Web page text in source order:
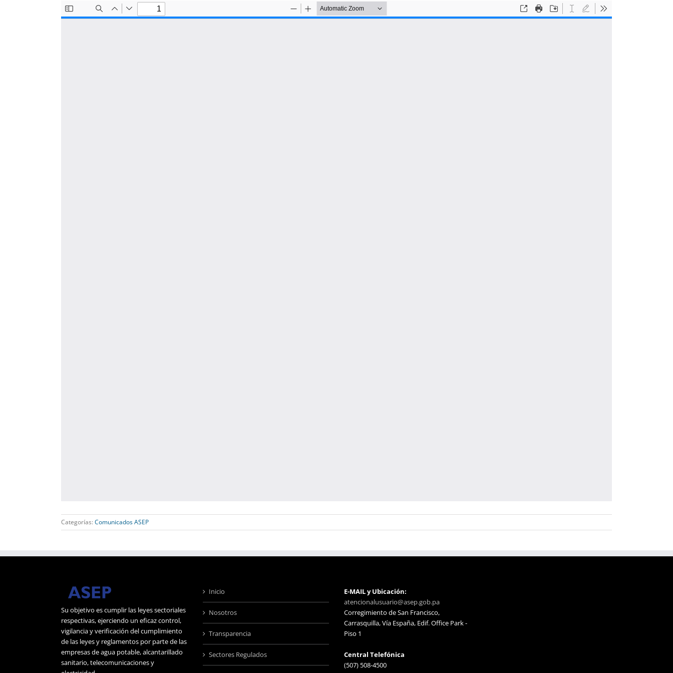
Categorías: Comunicados ASEP
Su objetivo es cumplir las leyes sectoriales
respectivas, ejerciendo un eficaz control,
vigilancia y verificación del cumplimiento
de las leyes y reglamentos por parte de las
empresas de agua potable, alcantarillado
sanitario, telecomunicaciones y
Inicio
Nosotros
Transparencia
Sectores Regulados
E-MAIL y Ubicación:
atencionalusuario@asep.gob.pa
Corregimiento de San Francisco,
Carrasquilla, Vía España, Edif. Office Park -
Piso 1
Central Telefónica
(507) 508-4500